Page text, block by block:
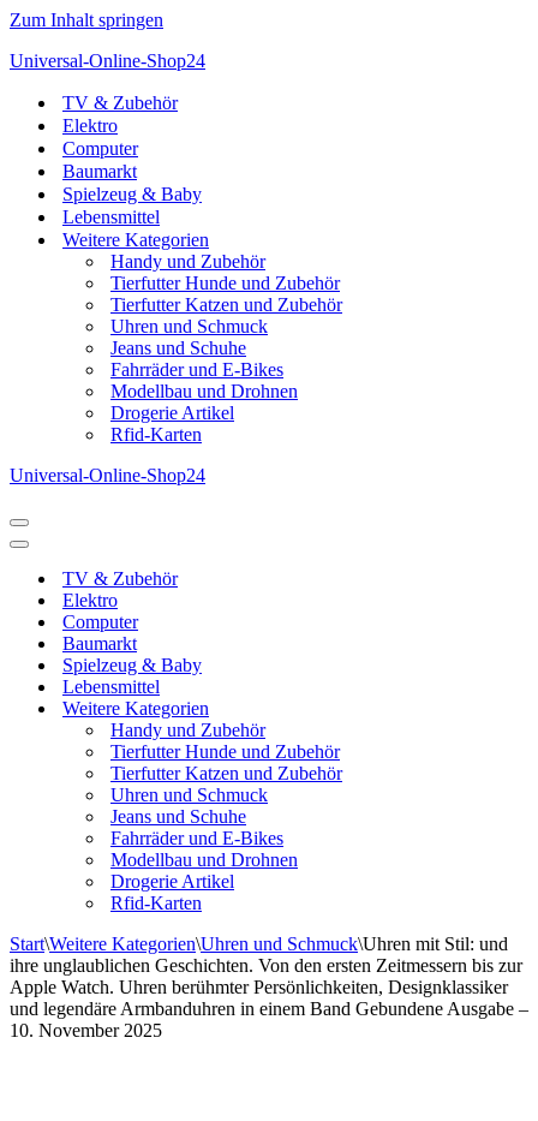
Zum Inhalt springen
Universal-Online-Shop24
TV & Zubehör
Elektro
Computer
Baumarkt
Spielzeug & Baby
Lebensmittel
Weitere Kategorien
Handy und Zubehör
Tierfutter Hunde und Zubehör
Tierfutter Katzen und Zubehör
Uhren und Schmuck
Jeans und Schuhe
Fahrräder und E-Bikes
Modellbau und Drohnen
Drogerie Artikel
Rfid-Karten
Universal-Online-Shop24
Navigationsmenü
Navigationsmenü
TV & Zubehör
Elektro
Computer
Baumarkt
Spielzeug & Baby
Lebensmittel
Weitere Kategorien
Handy und Zubehör
Tierfutter Hunde und Zubehör
Tierfutter Katzen und Zubehör
Uhren und Schmuck
Jeans und Schuhe
Fahrräder und E-Bikes
Modellbau und Drohnen
Drogerie Artikel
Rfid-Karten
Start\Weitere Kategorien\Uhren und Schmuck\Uhren mit Stil: und
ihre unglaublichen Geschichten. Von den ersten Zeitmessern bis zur
Apple Watch. Uhren berühmter Persönlichkeiten, Designklassiker
und legendäre Armbanduhren in einem Band Gebundene Ausgabe –
10. November 2025